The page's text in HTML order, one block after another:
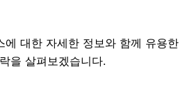
에 대한 자세한 정보와 함께 유용한
을 살펴보겠습니다.